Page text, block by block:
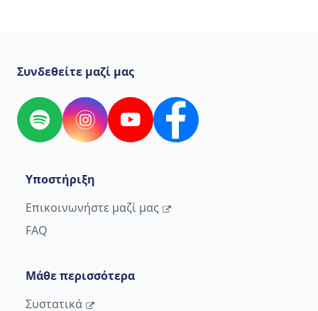
Συνδεθείτε μαζί μας
Spotify InstagramYouTube Facebook
Υποστήριξη
Επικοινωνήστε μαζί μας
FAQ
Μάθε περισσότερα
Συστατικά